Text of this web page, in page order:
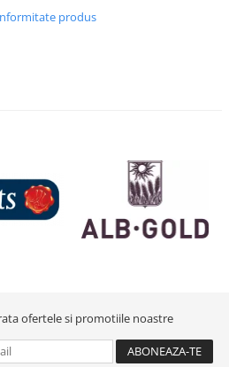
produs
ofertele si promotiile noastre